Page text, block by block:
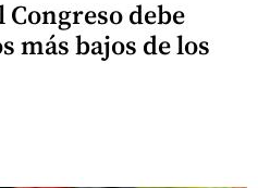
debe
más bajos de los